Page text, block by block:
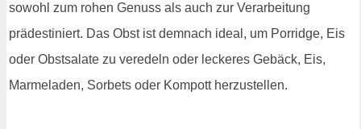
sowohl zum rohen Genuss als auch zur Verarbeitung
prädestiniert. Das Obst ist demnach ideal, um Porridge, Eis
oder Obstsalate zu veredeln oder leckeres Gebäck, Eis,
Marmeladen, Sorbets oder Kompott herzustellen.